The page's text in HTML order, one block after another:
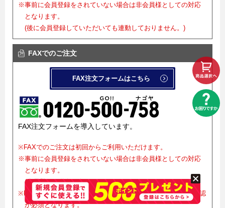
※事前に会員登録をされていない場合は非会員様としての対応
となります。
(後に会員登録していただいても連動しておりません。)
FAXでのご注文
FAX注文フォームはこちら
FAX注文フォームを導入しています。
※FAXでのご注文は初回からご利用いただけます。
※事前に会員登録をされていない場合は非会員様としての対応
となります。
(会員登録の代行は行っておりません。)
※FAXでご注文をお受けした後、正式確定にはメールでのご確認
が必須となります。